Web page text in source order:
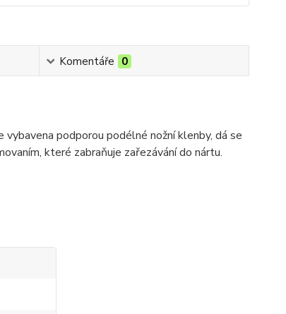
Komentáře 0
podporou podélné nožní klenby, dá se
které zabraňuje zařezávání do nártu.